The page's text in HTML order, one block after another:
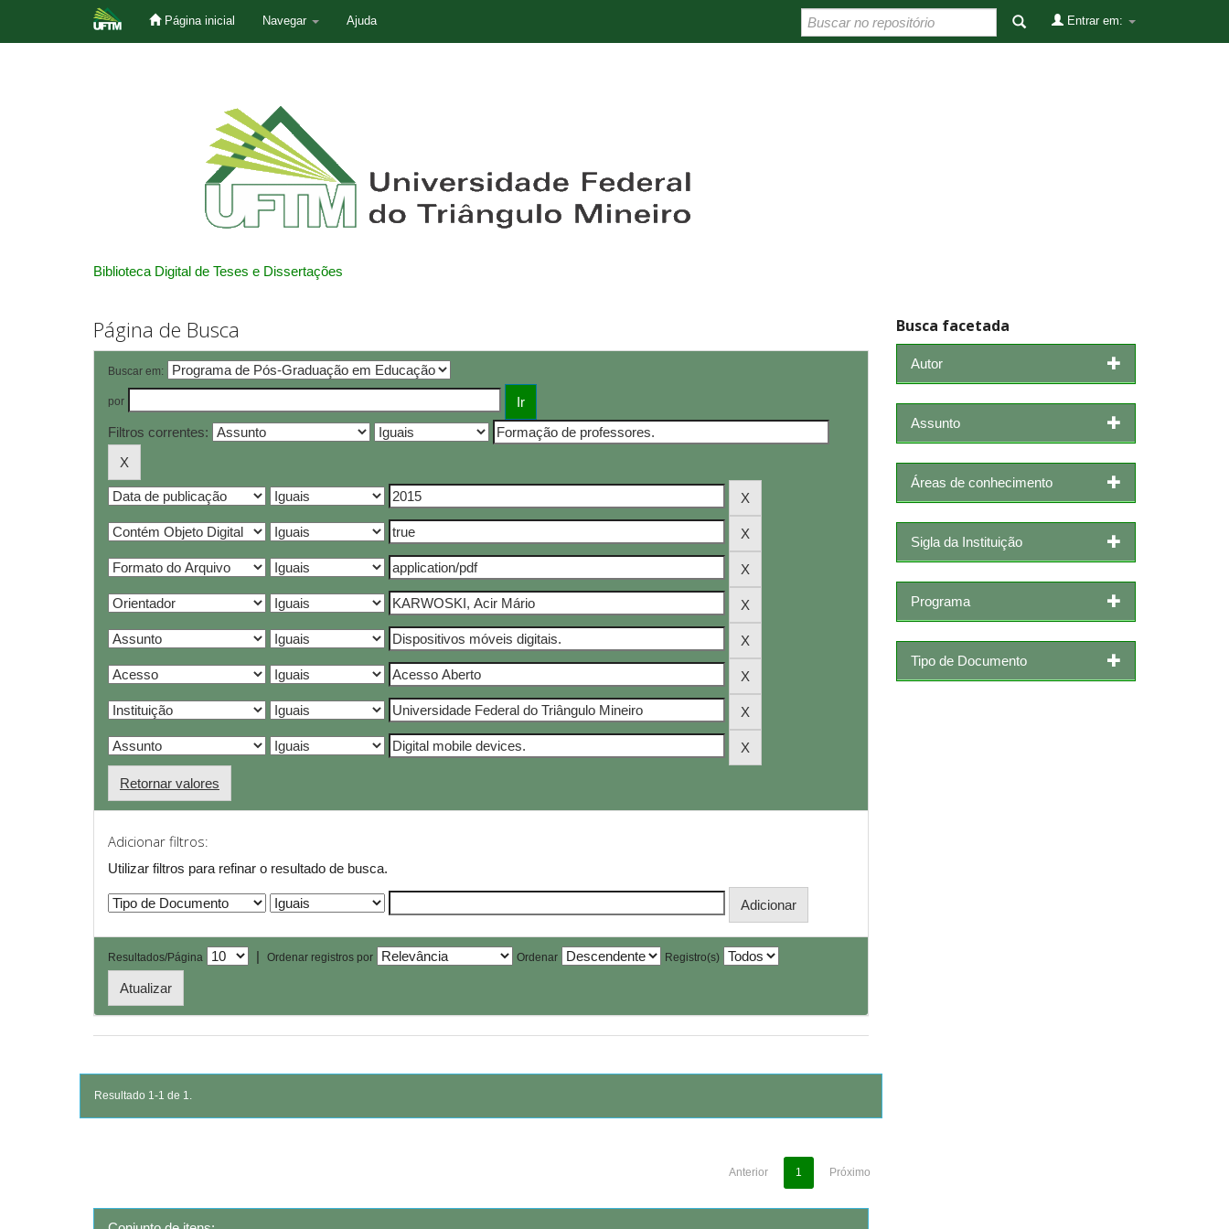
Página inicial Navegar Ajuda Entrar em:
Biblioteca Digital de Teses e Dissertações
Página de Busca
Buscar em:
por
Filtros correntes:
Retornar valores
Adicionar filtros:
Utilizar filtros para refinar o resultado de busca.
Resultados/Página | Ordenar registros por Ordenar Registro(s)
Resultado 1-1 de 1.
Anterior 1 Próximo
Busca facetada
Autor
Assunto
Áreas de conhecimento
Sigla da Instituição
Programa
Tipo de Documento